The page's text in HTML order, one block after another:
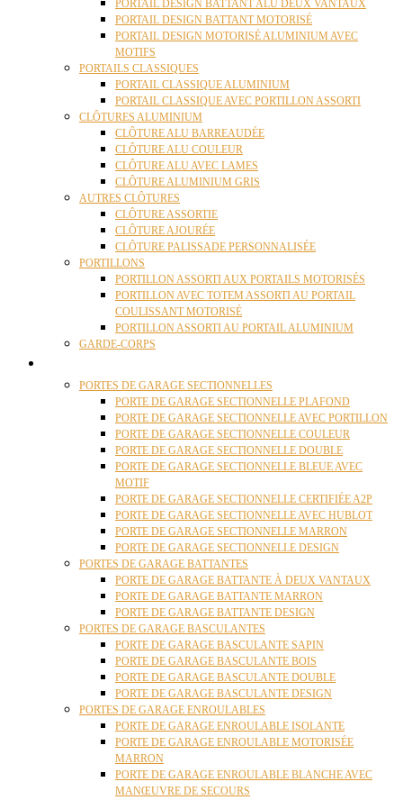
PORTAIL DESIGN BATTANT ALU DEUX VANTAUX
PORTAIL DESIGN BATTANT MOTORISÉ
PORTAIL DESIGN MOTORISÉ ALUMINIUM AVEC
MOTIFS
PORTAILS CLASSIQUES
PORTAIL CLASSIQUE ALUMINIUM
PORTAIL CLASSIQUE AVEC PORTILLON ASSORTI
CLÔTURES ALUMINIUM
CLÔTURE ALU BARREAUDÉE
CLÔTURE ALU COULEUR
CLÔTURE ALU AVEC LAMES
CLÔTURE ALUMINIUM GRIS
AUTRES CLÔTURES
CLÔTURE ASSORTIE
CLÔTURE AJOURÉE
CLÔTURE PALISSADE PERSONNALISÉE
PORTILLONS
PORTILLON ASSORTI AUX PORTAILS MOTORISÉS
PORTILLON AVEC TOTEM ASSORTI AU PORTAIL
COULISSANT MOTORISÉ
PORTILLON ASSORTI AU PORTAIL ALUMINIUM
GARDE-CORPS
PORTES DE GARAGE SECTIONNELLES
PORTE DE GARAGE SECTIONNELLE PLAFOND
PORTE DE GARAGE SECTIONNELLE AVEC PORTILLON
PORTE DE GARAGE SECTIONNELLE COULEUR
PORTE DE GARAGE SECTIONNELLE DOUBLE
PORTE DE GARAGE SECTIONNELLE BLEUE AVEC
MOTIF
PORTE DE GARAGE SECTIONNELLE CERTIFIÉE A2P
PORTE DE GARAGE SECTIONNELLE AVEC HUBLOT
PORTE DE GARAGE SECTIONNELLE MARRON
PORTE DE GARAGE SECTIONNELLE DESIGN
PORTES DE GARAGE BATTANTES
PORTE DE GARAGE BATTANTE À DEUX VANTAUX
PORTE DE GARAGE BATTANTE MARRON
PORTE DE GARAGE BATTANTE DESIGN
PORTES DE GARAGE BASCULANTES
PORTE DE GARAGE BASCULANTE SAPIN
PORTE DE GARAGE BASCULANTE BOIS
PORTE DE GARAGE BASCULANTE DOUBLE
PORTE DE GARAGE BASCULANTE DESIGN
PORTES DE GARAGE ENROULABLES
PORTE DE GARAGE ENROULABLE ISOLANTE
PORTE DE GARAGE ENROULABLE MOTORISÉE
MARRON
PORTE DE GARAGE ENROULABLE BLANCHE AVEC
MANŒUVRE DE SECOURS